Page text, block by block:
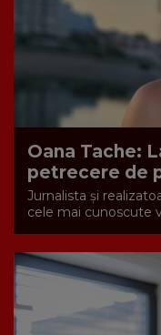
Oana Tache:
petrecere de
Jurnalista și
cele mai cunoscute